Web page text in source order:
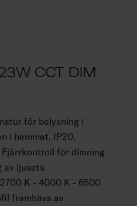
CCT DIM
för belysning i
i hemmet, IP20.
för dimning
av ljusets
K - 4000 K - 6500
framhävs av